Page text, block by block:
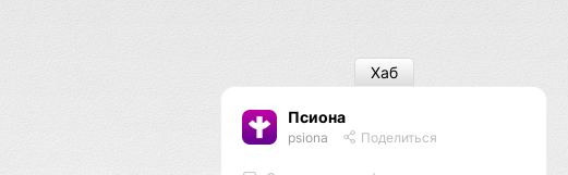
Псиона
psiona Поделиться
Хаб